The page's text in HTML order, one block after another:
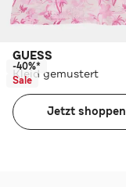
GUESS
Kleid gemustert
-40%*
Sale
Jetzt shoppen